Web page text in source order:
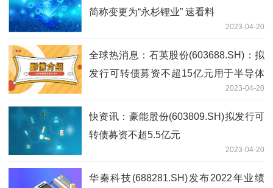
简称变更为“永杉锂业” 速看料
2023-04-20
全球热消息：石英股份(603688.SH)：拟
发行可转债募资不超15亿元用于半导体
2023-04-20
快资讯：豪能股份(603809.SH)拟发行可
转债募资不超5.5亿元
2023-04-20
华秦科技(688281.SH)发布2022年业绩